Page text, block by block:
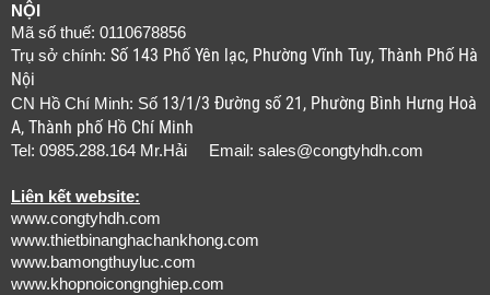
NỘI
Mã số thuế: 0110678856
Trụ sở chính: Số 143 Phố Yên lạc, Phường Vĩnh Tuy, Thành Phố Hà
Nội
CN Hồ Chí Minh: Số 13/1/3 Đường số 21, Phường Bình Hưng Hoà
A, Thành phố Hồ Chí Minh
Tel: 0985.288.164 Mr.Hải Email: sales@congtyhdh.com
Liên kết website:
www.congtyhdh.com
www.thietbinanghachankhong.com
www.bamongthuyluc.com
www.khopnoicongnghiep.com